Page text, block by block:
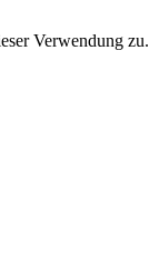
Verwendung zu.